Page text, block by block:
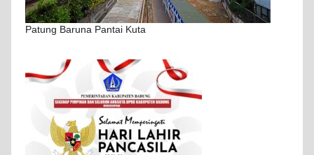
Patung Baruna Pantai Kuta